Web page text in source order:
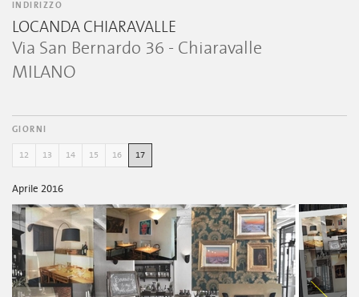
INDIRIZZO
LOCANDA CHIARAVALLE
Via San Bernardo 36 - Chiaravalle
MILANO
GIORNI
12 13 14 15 16 17
Aprile 2016